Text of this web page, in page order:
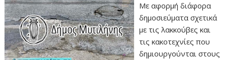
Με αφορμή διάφορα
δημοσιεύματα σχετικά
με τις λακκούβες και
τις κακοτεχνίες που
δημιουργούνται στους